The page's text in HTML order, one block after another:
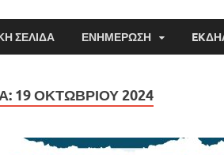
ΣΕΛΙΔΑ ΕΝΗΜΕΡΩΣΗ
19 ΟΚΤΩΒΡΊΟΥ 2024